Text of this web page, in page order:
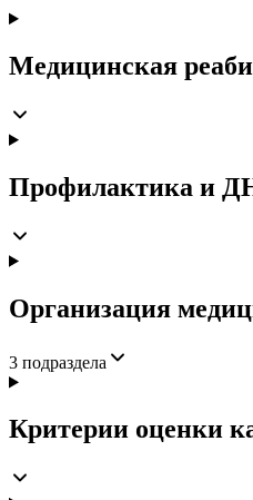
Медицинская
Профилактика и
Организация
3 подраздела
Критерии оценки